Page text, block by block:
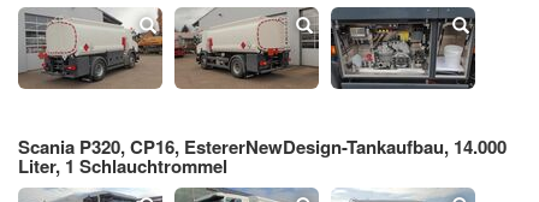
Scania P320, CP16, EstererNewDesign-Tankaufbau, 14.000
Liter, 1 Schlauchtrommel